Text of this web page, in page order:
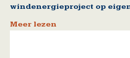
windenergieproject op
Meer lezen